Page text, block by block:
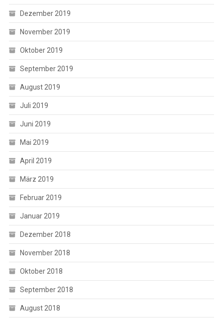
Dezember 2019
November 2019
Oktober 2019
September 2019
August 2019
Juli 2019
Juni 2019
Mai 2019
April 2019
März 2019
Februar 2019
Januar 2019
Dezember 2018
November 2018
Oktober 2018
September 2018
August 2018